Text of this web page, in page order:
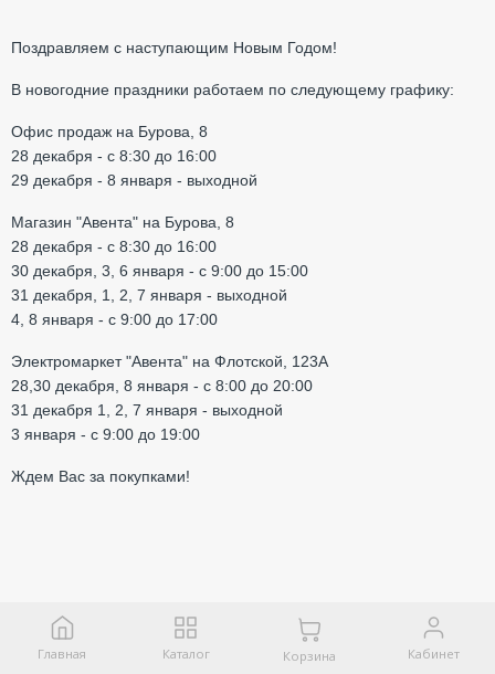
Поздравляем с наступающим Новым Годом!
В новогодние праздники работаем по следующему графику:
Офис продаж на Бурова, 8
28 декабря - с 8:30 до 16:00
29 декабря - 8 января - выходной
Магазин "Авента" на Бурова, 8
28 декабря - с 8:30 до 16:00
30 декабря, 3, 6 января - с 9:00 до 15:00
31 декабря, 1, 2, 7 января - выходной
4, 8 января - с 9:00 до 17:00
Электромаркет "Авента" на Флотской, 123А
28,30 декабря, 8 января - с 8:00 до 20:00
31 декабря 1, 2, 7 января - выходной
3 января - с 9:00 до 19:00
Ждем Вас за покупками!
Главная Каталог Корзина Кабинет